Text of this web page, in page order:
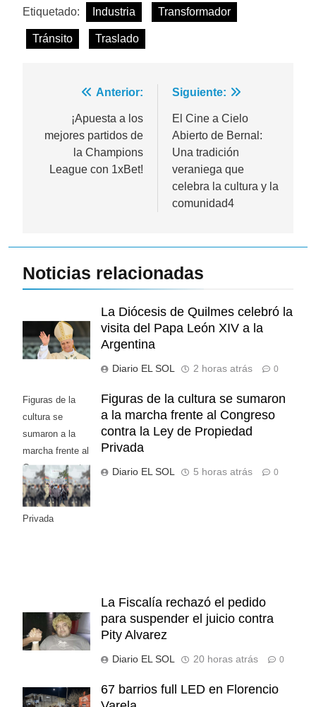
Etiquetado: Industria Transformador
Tránsito Traslado
Navegación
entradas
Anterior:
¡Apuesta a los
mejores partidos de
la Champions
League con 1xBet!
Siguiente:
El Cine a Cielo
Abierto de Bernal:
Una tradición
veraniega que
celebra la cultura y la
comunidad4
Noticias relacionadas
La Diócesis de Quilmes celebró la
visita del Papa León XIV a la
Argentina
Diario EL SOL 2 horas atrás 0
Figuras de la
cultura se
sumaron a la
marcha frente al
Congreso contra
la Ley de
Propiedad
Privada
Figuras de la cultura se sumaron
a la marcha frente al Congreso
contra la Ley de Propiedad
Privada
Diario EL SOL 5 horas atrás 0
La Fiscalía rechazó el pedido
para suspender el juicio contra
Pity Alvarez
Diario EL SOL 20 horas atrás 0
67 barrios full LED en Florencio